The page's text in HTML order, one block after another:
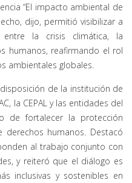
“El impacto ambiental de
dijo, permitió visibilizar a
entre la crisis climática, la
humanos, reafirmando el rol
ambientales globales.
de la institución de
la CEPAL y las entidades del
de fortalecer la protección
humanos. Destacó
al trabajo conjunto con
y reiteró que el diálogo es
inclusivas y sostenibles en